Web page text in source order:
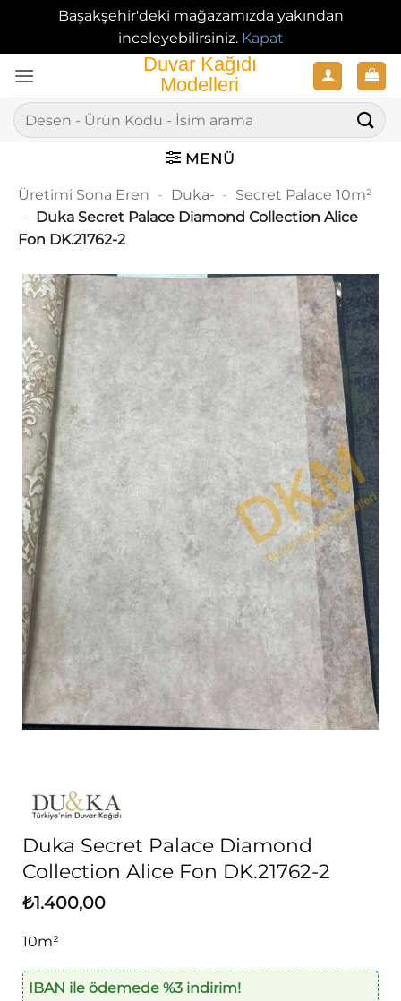
Başakşehir'deki mağazamızda yakından
inceleyebilirsiniz. Kapat
atla
Ara:
MENÜ
Üretimi Sona Eren - Duka- - Secret Palace 10m²
- Duka Secret Palace Diamond Collection Alice
Fon DK.21762-2
Duka Secret Palace Diamond
Collection Alice Fon DK.21762-2
₺1.400,00
10m²
IBAN ile ödemede %3 indirim!